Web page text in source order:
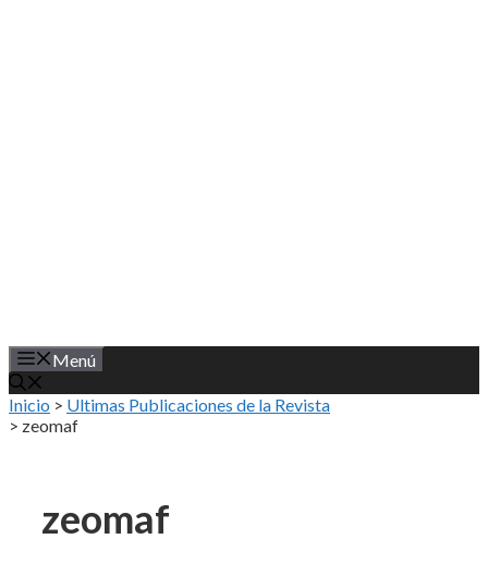
Menú
Inicio > Ultimas Publicaciones de la Revista
> zeomaf
zeomaf